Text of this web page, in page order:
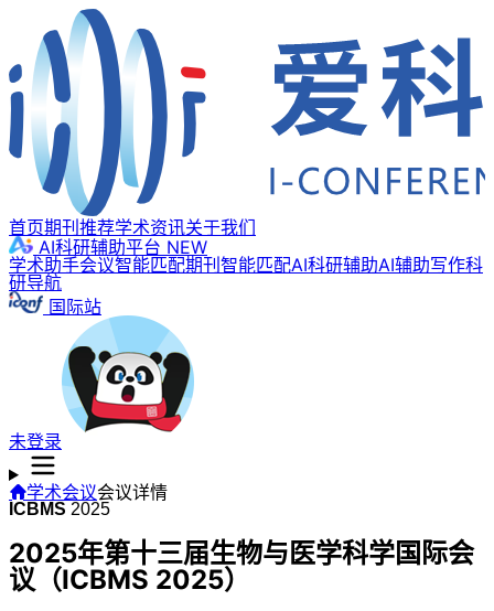
首页期刊推荐学术资讯关于我们
AI科研辅助平台 NEW
学术助手会议智能匹配期刊智能匹配AI科研辅助AI辅助写作科
研导航
国际站
未登录
学术会议会议详情
ICBMS 2025
2025年第十三届生物与医学科学国际会
议（ICBMS 2025）